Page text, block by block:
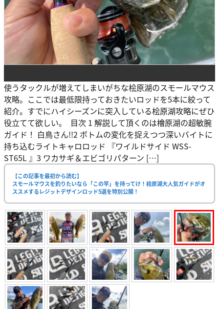
使うタックルが増えてしまいがちな桧原湖のスモールマウス
攻略。ここでは最低限持っておきたいロッドを5本に絞って
紹介。すでにハイシーズンに突入している桧原湖攻略にぜひ
役立てて欲しい。 目次 1 解説して頂くのは檜原湖の超敏腕
ガイド！ 白鳥さん!!2 ボトムの変化を捉えつつ深いバイトに
持ち込むライトキャロロッド 『ワイルドサイド WSS-
ST65L 』3 ワカサギ＆エビゴリパターン […]
【この記事を最初から読む】
スモールマウスを釣りたいなら「この竿」を持ってけ！桧原湖大人気ガイドがオ
ススメするレジットデザインロッド5選を特別公開！